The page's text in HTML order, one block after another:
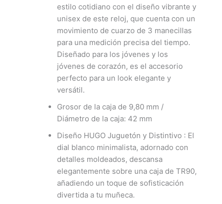
estilo cotidiano con el diseño vibrante y
unisex de este reloj, que cuenta con un
movimiento de cuarzo de 3 manecillas
para una medición precisa del tiempo.
Diseñado para los jóvenes y los
jóvenes de corazón, es el accesorio
perfecto para un look elegante y
versátil.
Grosor de la caja de 9,80 mm /
Diámetro de la caja: 42 mm
Diseño HUGO Juguetón y Distintivo : El
dial blanco minimalista, adornado con
detalles moldeados, descansa
elegantemente sobre una caja de TR90,
añadiendo un toque de sofisticación
divertida a tu muñeca.